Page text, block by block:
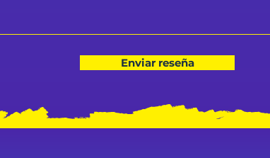
Enviar reseña